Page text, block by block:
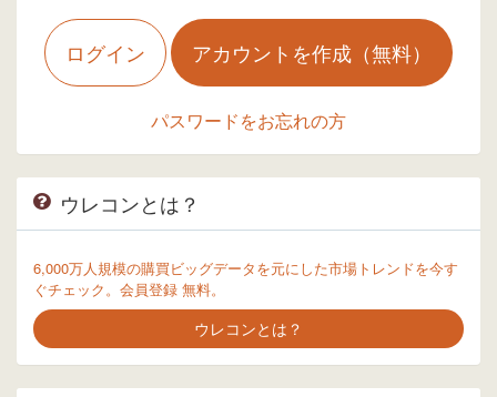
ログイン アカウントを作成（無料）
パスワードをお忘れの方
ウレコンとは？
6,000万人規模の購買ビッグデータを元にした市場トレンドを今す
ぐチェック。会員登録 無料。
ウレコンとは？